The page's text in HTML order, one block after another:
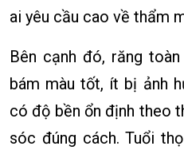
ai yêu cầu cao về thẩm
Bên cạnh đó, răng
bám màu tốt, ít bị ảnh
có độ bền ổn định theo
sóc đúng cách. Tuổi